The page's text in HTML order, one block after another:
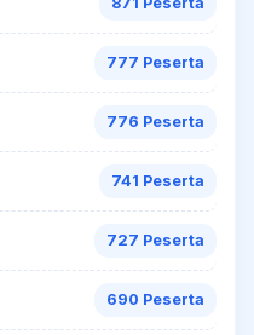
777 Peserta
776 Peserta
741 Peserta
727 Peserta
690 Peserta